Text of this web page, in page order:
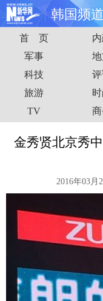
韩国频道
首页
娱乐
时尚 思
港澳
富媒体
首 页
军事
科技
旅游
TV
金秀贤北京秀
2016年03月